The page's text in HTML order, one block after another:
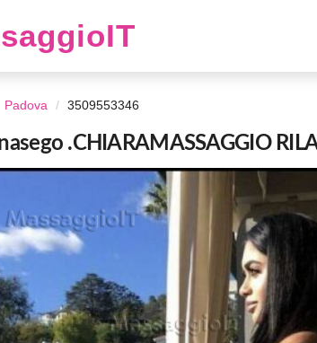
Padova 3509553346
.CHIARAMASSAGGIO